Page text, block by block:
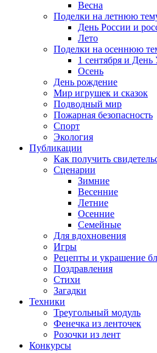
Весна
Поделки на летнюю
День России и
Лето
Поделки на осеннюю
1 сентября и День
Осень
День рождение
Мир игрушек и сказок
Подводный мир
Пожарная безопасность
Спорт
Экология
Публикации
Как получить
Сценарии
Зимние
Весенние
Летние
Осенние
Семейные
Для вдохновения
Игры
Рецепты и украшение
Поздравления
Стихи
Загадки
Техники
Треугольный модуль
Фенечка из ленточек
Розочки из лент
Конкурсы